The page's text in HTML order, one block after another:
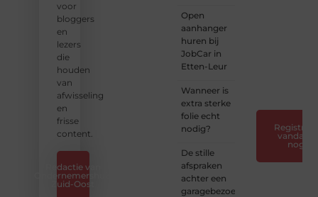
voor
bloggers
en
lezers
die
houden
van
afwisseling
en
frisse
content.
Redactie van
Ondernemershuis
Zuid-Oost
Open
aanhanger
huren bij
JobCar in
Etten-Leur
Wanneer is
extra sterke
folie echt
nodig?
De stille
afspraken
achter een
garagebezoek
Registreer
vandaag
nog